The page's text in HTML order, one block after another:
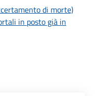
di morte)
in posto già in